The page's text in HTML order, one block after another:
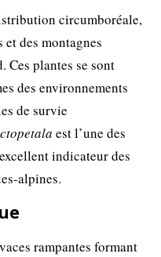
circumboréale,
des montagnes
Ces plantes se sont
des environnements
de survie
est l’une des
indicateur des
alpines.
rampantes formant